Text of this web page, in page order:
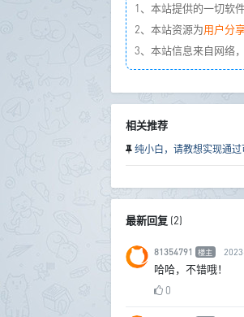
1、本站提供的一切软
2、本站资源为用户分
3、本站信息来自网络
相关推荐
纯小白，请教想实现通
最新回复(2)
81354791 楼主
哈哈，不错哦！
0